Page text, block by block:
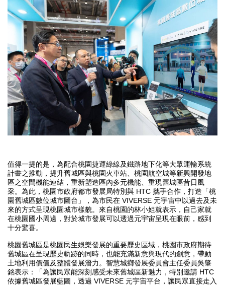
值得一提的是，為配合桃園捷運綠線及鐵路地下化等大眾運輸系統
計畫之推動，提升舊城區與桃園火車站、桃園航空城等新興開發地
區之空間機能連結，重新塑造區內多元機能、重現舊城區昔日風
采。為此，桃園市政府都市發展局特別與 HTC 攜手合作，打造「桃
園舊城區數位城市圖台」，為市民在 VIVERSE 元宇宙中以過去及未
來的方式呈現桃園城市樣貌。來自桃園的林小姐就表示，自己家就
在桃園國小周邊，對於城市發展可以透過元宇宙呈現在眼前，感到
十分驚喜。
桃園舊城區是桃園民生娛樂發展的重要歷史區域，桃園市政府期待
舊城區在呈現歷史軌跡的同時，也能充滿新意與現代的創意，帶動
土地利用價值及整體發展潛力。智慧城鄉發展委員會主任委員吳肇
銘表示：「為讓民眾能深刻感受未來舊城區新魅力，特別邀請 HTC
依據舊城區發展藍圖，透過 VIVERSE 元宇宙平台，讓民眾直接走入